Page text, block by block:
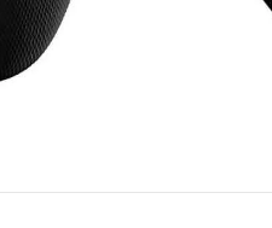
Noklikšķiniet, lai palielinātu